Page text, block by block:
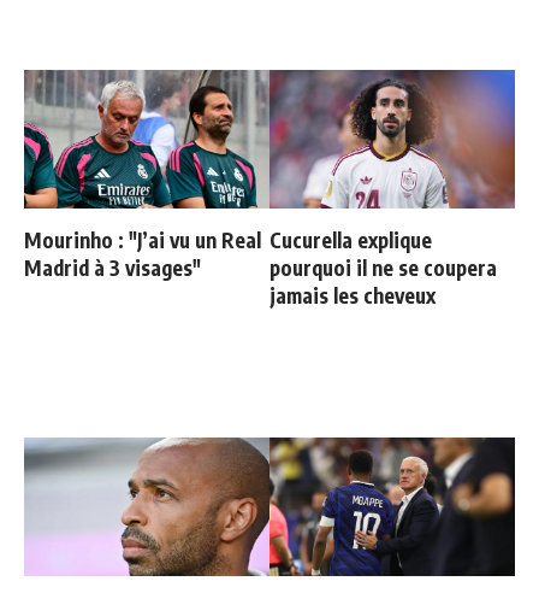
Mourinho : "J’ai vu un Real
Madrid à 3 visages"
Cucurella explique
pourquoi il ne se coupera
jamais les cheveux